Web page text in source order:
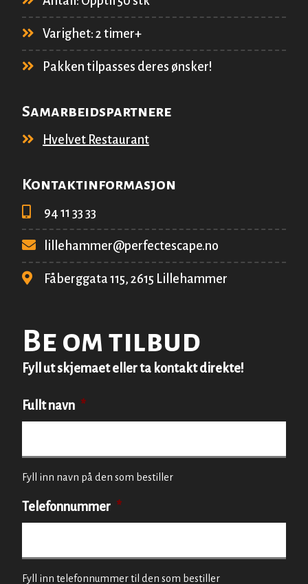
Varighet: 2 timer+
Pakken tilpasses deres ønsker!
Samarbeidspartnere
Hvelvet Restaurant
Kontaktinformasjon
94 11 33 33
lillehammer@perfectescape.no
Fåberggata 115, 2615 Lillehammer
Be om tilbud
Fyll ut skjemaet eller ta kontakt direkte!
Fullt navn *
Fyll inn navn på den som bestiller
Telefonnummer *
Fyll inn telefonnummer til den som bestiller